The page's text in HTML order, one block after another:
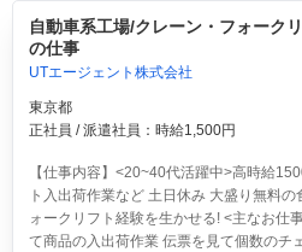
自動車系工場/クレーン・フォーク
の仕事
UTエージェント株式会社
東京都
正社員 / 派遣社員：時給1,500円
【仕事内容】<20~40代活躍中>高時給
ト入出荷作業など 土日休み 大盛り無料の
ォークリフト経験を生かせる! <主なお仕
て商品の入出荷作業 伝票を見て個数のチ